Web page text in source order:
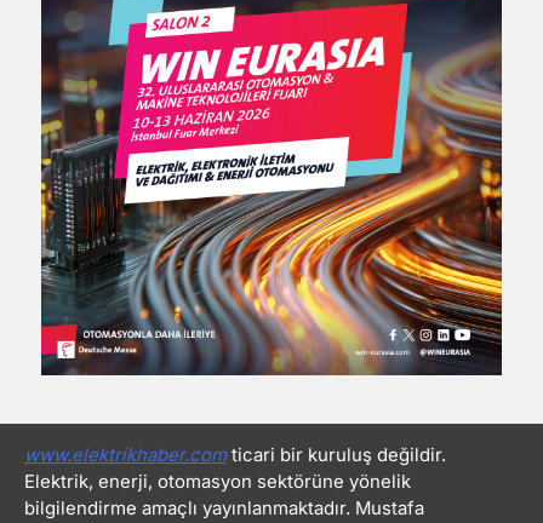
www.elektrikhaber.comticari bir kuruluş değildir.
Elektrik, enerji, otomasyon sektörüne yönelik
bilgilendirme amaçlı yayınlanmaktadır. Mustafa